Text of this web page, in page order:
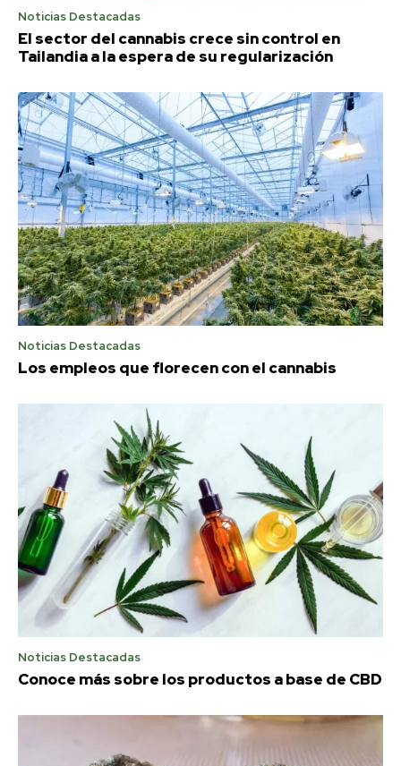
Noticias Destacadas
El sector del cannabis crece sin control en
Tailandia a la espera de su regularización
Noticias Destacadas
Los empleos que florecen con el cannabis
Noticias Destacadas
Conoce más sobre los productos a base de CBD